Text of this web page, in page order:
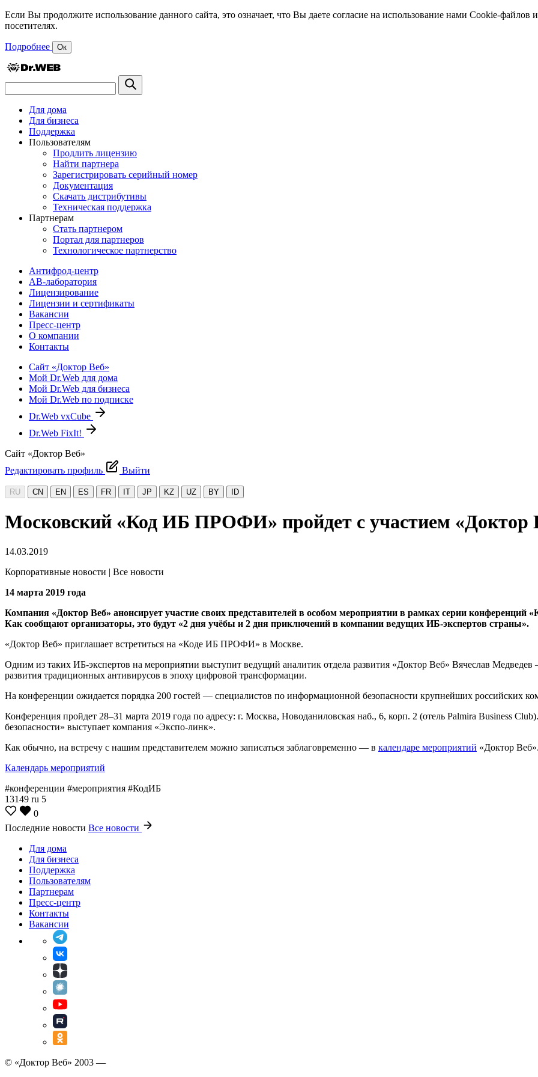
Если Вы продолжите использование данного сайта, это означает, что Вы даете согласие на использование нами Cookie-
посетителях.
Подробнее Ок
Для дома
Для бизнеса
Поддержка
Пользователям
Продлить лицензию
Найти партнера
Зарегистрировать серийный номер
Документация
Скачать дистрибутивы
Техническая поддержка
Партнерам
Стать партнером
Портал для партнеров
Технологическое партнерство
Антифрод-центр
АВ-лаборатория
Лицензирование
Лицензии и сертификаты
Вакансии
Пресс-центр
О компании
Контакты
Сайт «Доктор Веб»
Мой Dr.Web для дома
Мой Dr.Web для бизнеса
Мой Dr.Web по подписке
Dr.Web vxCube
Dr.Web FixIt!
Сайт «Доктор Веб»
Редактировать профиль
Выйти
RU CN EN ES FR IT JP KZ UZ BY ID
Московский «Код ИБ ПРОФИ» пройдет с участием «Доктор
14.03.2019
Корпоративные новости | Все новости
14 марта 2019 года
Компания «Доктор Веб» анонсирует участие своих представителей в особом мероприятии в рамках серии
Как сообщают организаторы, это будут «2 дня учёбы и 2 дня приключений в компании ведущих ИБ-экспертов страны».
«Доктор Веб» приглашает встретиться на «Коде ИБ ПРОФИ» в Москве.
Одним из таких ИБ-экспертов на мероприятии выступит ведущий аналитик отдела развития «Доктор Веб» Вячеслав
развития традиционных антивирусов в эпоху цифровой трансформации.
На конференции ожидается порядка 200 гостей — специалистов по информационной безопасности крупнейших российских
Конференция пройдет 28–31 марта 2019 года по адресу: г. Москва, Новоданиловская наб., 6, корп. 2 (отель Palmira Business
безопасности» выступает компания «Экспо-линк».
Как обычно, на встречу с нашим представителем можно записаться заблаговременно — в календаре мероприятий «Доктор
Календарь мероприятий
#конференции #мероприятия #КодИБ
13149 ru 5
0
Последние новости Все новости
Для дома
Для бизнеса
Поддержка
Пользователям
Партнерам
Пресс-центр
Контакты
Вакансии
© «Доктор Веб» 2003 —